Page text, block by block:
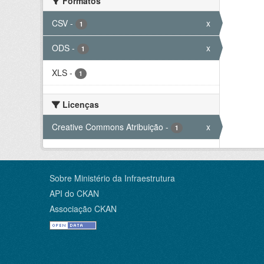
CSV - 1 x
ODS - 1 x
XLS - 1
Licenças
Creative Commons Atribuição - 1 x
Sobre Ministério da Infraestrutura
API do CKAN
Associação CKAN